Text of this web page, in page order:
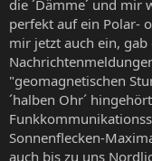
die ´Dämme´ und mir
perfekt auf ein Polar-
mir jetzt auch ein,
"geomagnetischen
´halben Ohr´
Sonnenflecken-
auch bis zu uns